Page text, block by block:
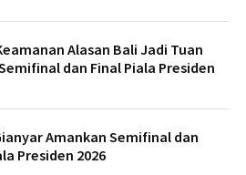
Alasan Bali Jadi Tuan
dan Final Piala Presiden
Amankan Semifinal dan
Presiden 2026